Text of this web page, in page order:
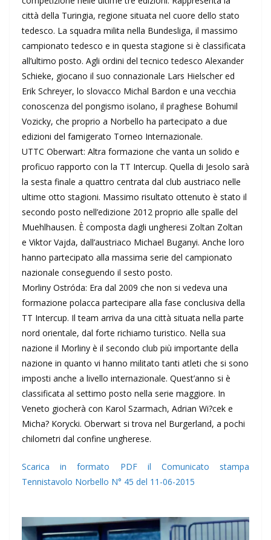
città della Turingia, regione situata nel cuore dello stato
tedesco. La squadra milita nella Bundesliga, il massimo
campionato tedesco e in questa stagione si è classificata
all’ultimo posto. Agli ordini del tecnico tedesco Alexander
Schieke, giocano il suo connazionale Lars Hielscher ed
Erik Schreyer, lo slovacco Michal Bardon e una vecchia
conoscenza del pongismo isolano, il praghese Bohumil
Vozicky, che proprio a Norbello ha partecipato a due
edizioni del famigerato Torneo Internazionale.
UTTC Oberwart: Altra formazione che vanta un solido e
proficuo rapporto con la TT Intercup. Quella di Jesolo sarà
la sesta finale a quattro centrata dal club austriaco nelle
ultime otto stagioni. Massimo risultato ottenuto è stato il
secondo posto nell’edizione 2012 proprio alle spalle del
Muehlhausen. È composta dagli ungheresi Zoltan Zoltan
e Viktor Vajda, dall’austriaco Michael Buganyi. Anche loro
hanno partecipato alla massima serie del campionato
nazionale conseguendo il sesto posto.
Morliny Ostróda: Era dal 2009 che non si vedeva una
formazione polacca partecipare alla fase conclusiva della
TT Intercup. Il team arriva da una città situata nella parte
nord orientale, dal forte richiamo turistico. Nella sua
nazione il Morliny è il secondo club più importante della
nazione in quanto vi hanno militato tanti atleti che si sono
imposti anche a livello internazionale. Quest’anno si è
classificata al settimo posto nella serie maggiore. In
Veneto giocherà con Karol Szarmach, Adrian Wi?cek e
Micha? Korycki. Oberwart si trova nel Burgerland, a pochi
chilometri dal confine ungherese.
Scarica in formato PDF il Comunicato stampa
Tennistavolo Norbello N° 45 del 11-06-2015